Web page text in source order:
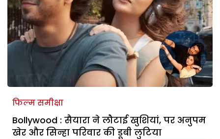
फिल्म समीक्षा
Bollywood : सैयारा ने लौटाई खुशियां, पर अनुपम
खेर और सिन्हा परिवार की डूबी लुटिया